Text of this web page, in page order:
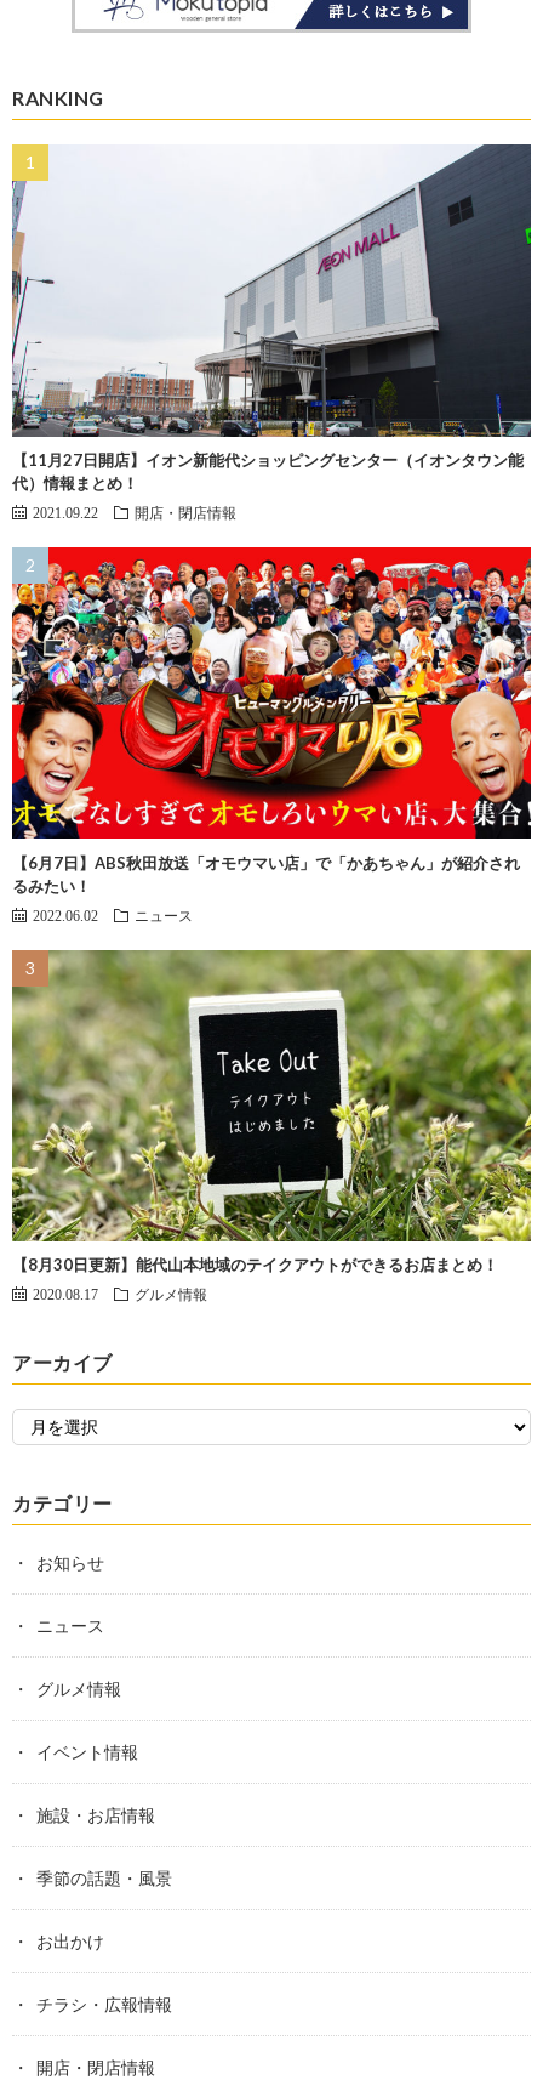
RANKING
【11月27日開店】イオン新能代ショッピングセンター（イオンタウン能
代）情報まとめ！
2021.09.22 開店・閉店情報
【6月7日】ABS秋田放送「オモウマい店」で「かあちゃん」が紹介され
るみたい！
2022.06.02 ニュース
【8月30日更新】能代山本地域のテイクアウトができるお店まとめ！
2020.08.17 グルメ情報
アーカイブ
カテゴリー
お知らせ
ニュース
グルメ情報
イベント情報
施設・お店情報
季節の話題・風景
お出かけ
チラシ・広報情報
開店・閉店情報